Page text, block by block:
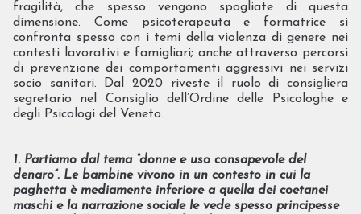
fragilità, che spesso vengono spogliate di questa
dimensione. Come psicoterapeuta e formatrice si
confronta spesso con i temi della violenza di genere nei
contesti lavorativi e famigliari; anche attraverso percorsi
di prevenzione dei comportamenti aggressivi nei servizi
socio sanitari. Dal 2020 riveste il ruolo di consigliera
segretario nel Consiglio dell’Ordine delle Psicologhe e
degli Psicologi del Veneto.
1. Partiamo dal tema “donne e uso consapevole del
denaro”. Le bambine vivono in un contesto in cui la
paghetta è mediamente inferiore a quella dei coetanei
maschi e la narrazione sociale le vede spesso principesse